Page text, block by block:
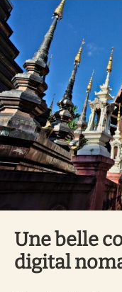
Une belle
digital